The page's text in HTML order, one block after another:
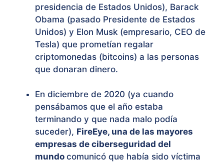
presidencia de Estados Unidos), Barack
Obama (pasado Presidente de Estados
Unidos) y Elon Musk (empresario, CEO de
Tesla) que prometían regalar
criptomonedas (bitcoins) a las personas
que donaran dinero.
En diciembre de 2020 (ya cuando
pensábamos que el año estaba
terminando y que nada malo podía
suceder), FireEye, una de las mayores
empresas de ciberseguridad del
mundo comunicó que había sido víctima